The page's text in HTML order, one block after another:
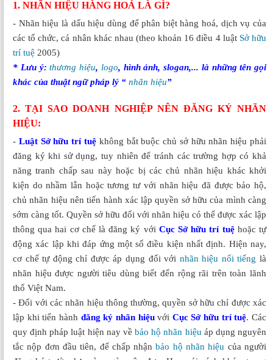
1. NHÃN HIỆU HÀNG HOÁ LÀ GÌ?
- Nhãn hiệu là dấu hiệu dùng để phân biệt hàng hoá, dịch vụ của
các tổ chức, cá nhân khác nhau (theo khoản 16 điều 4 luật Sở hữu
trí tuệ 2005)
* Lưu ý:thương hiệu, logo, hình ảnh, slogan,... là những tên gọi
khác của thuật ngữ pháp lý “ nhãn hiệu”
2. TẠI SAO DOANH NGHIỆP NÊN ĐĂNG KÝ NHÃN
HIỆU:
- Luật Sở hữu trí tuệkhông bắt buộc chủ sở hữu nhãn hiệu phải
đăng ký khi sử dụng, tuy nhiên để tránh các trường hợp có khả
năng tranh chấp sau này hoặc bị các chủ nhãn hiệu khác khởi
kiện do nhầm lẫn hoặc tương tư với nhãn hiệu đã được bảo hộ,
chủ nhãn hiệu nên tiến hành xác lập quyền sở hữu của mình càng
sớm càng tốt. Quyền sở hữu đối với nhãn hiệu có thể được xác lập
thông qua hai cơ chế là đăng ký với Cục Sở hữu trí tuệhoặc tự
động xác lập khi đáp ứng một số điều kiện nhất định. Hiện nay,
cơ chế tự động chỉ được áp dụng đối với nhãn hiệu nổi tiếng là
nhãn hiệu được người tiêu dùng biết đến rộng rãi trên toàn lãnh
thổ Việt Nam.
- Đối với các nhãn hiệu thông thường, quyền sở hữu chỉ được xác
lập khi tiến hành đăng ký nhãn hiệuvới Cục Sở hữu trí tuệ. Các
quy định pháp luật hiện nay vềbảo hộ nhãn hiệu áp dụng nguyên
tắc nộp đơn đầu tiên, để chấp nhậnbảo hộ nhãn hiệu của người